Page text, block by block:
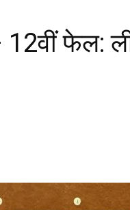
12वीं फेल: